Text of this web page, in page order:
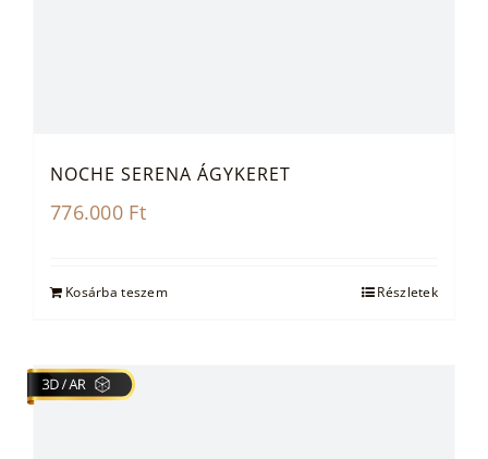
NOCHE SERENA ÁGYKERET
776.000 Ft
Kosárba teszem Részletek